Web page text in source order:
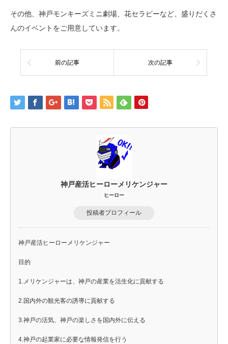
その他、神戸モンキーズミニ劇場、花セラピーなど、盛りだくさ
んのイベントをご用意しています。
前の記事 次の記事
神戸産活ヒーローメリケンジャー
ヒーロー
投稿者プロフィール
神戸産活ヒーローメリケンジャー
目的
1.メリケンジャーは、神戸の産業を活生化に貢献する
2.国内外の観光客の誘導に貢献する
3.神戸の活気、神戸の楽しさを国内外に伝える
4.神戸の起業家に必要な情報発信を行う